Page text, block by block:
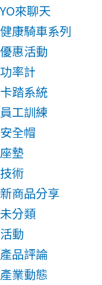
YO來聊天
健康騎車系列
優惠活動
功率計
卡踏系統
員工訓練
安全帽
座墊
技術
新商品分享
未分類
活動
產品評論
產業動態